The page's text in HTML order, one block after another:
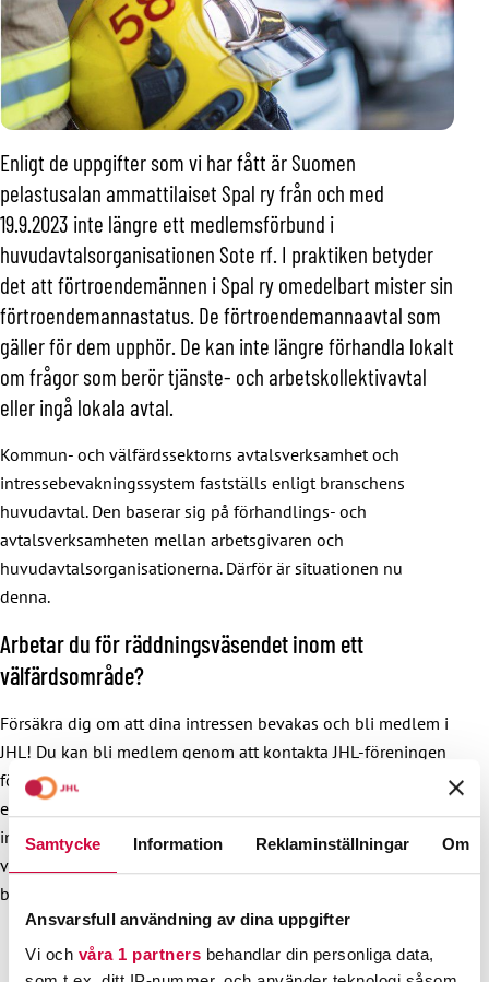
Samtycke Information Reklaminställningar Om
Ansvarsfull användning av dina uppgifter
Vi och våra 1 partners behandlar din personliga data,
Enligt de uppgifter som vi har fått är Suomen
pelastusalan ammattilaiset Spal ry från och med
19.9.2023 inte längre ett medlemsförbund i
huvudavtalsorganisationen Sote rf. I praktiken betyder
det att förtroendemännen i Spal ry omedelbart mister sin
förtroendemannastatus. De förtroendemannaavtal som
gäller för dem upphör. De kan inte längre förhandla lokalt
om frågor som berör tjänste- och arbetskollektivavtal
eller ingå lokala avtal.
Kommun- och välfärdssektorns avtalsverksamhet och
intressebevakningssystem fastställs enligt branschens
huvudavtal. Den baserar sig på förhandlings- och
avtalsverksamheten mellan arbetsgivaren och
huvudavtalsorganisationerna. Därför är situationen nu
denna.
Arbetar du för räddningsväsendet inom ett
välfärdsområde?
Försäkra dig om att dina intressen bevakas och bli medlem i
JHL! Du kan bli medlem genom att kontakta JHL-föreningen
för ditt eget välfärdsområde (räddningsväsendets förening
eller välfärdsområdets förening). Om du behöver mer
information om närmaste förening kan
våra
bli